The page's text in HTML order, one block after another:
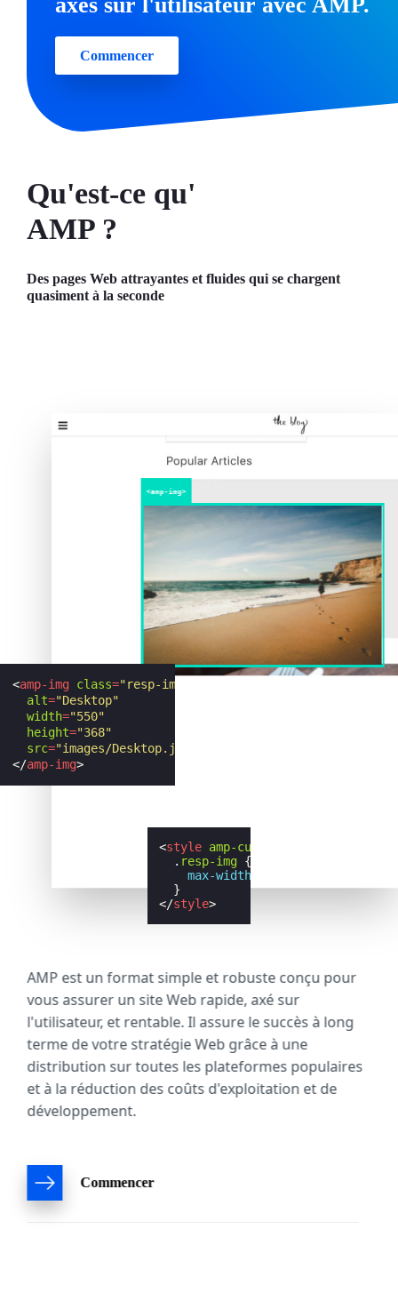
Commencer
Qu'est-ce qu'
AMP ?
Des pages Web attrayantes et fluides qui se chargent
quasiment à la seconde
AMP est un format simple et robuste conçu pour
vous assurer un site Web rapide, axé sur
l'utilisateur, et rentable. Il assure le succès à long
terme de votre stratégie Web grâce à une
distribution sur toutes les plateformes populaires
et à la réduction des coûts d'exploitation et de
développement.
Commencer
<amp-img class="resp-img"
alt="Desktop"
width="550"
height="368"
src="images/Desktop.jpeg"
</amp-img>
<style amp-custom
. resp-img {
max-width
}
</style>